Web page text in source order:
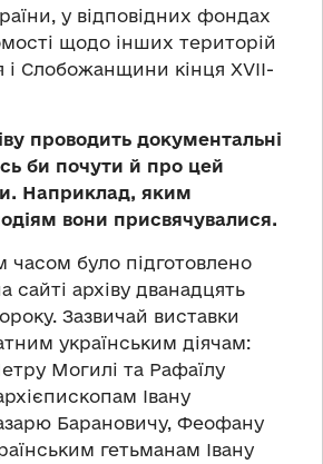
у відповідних фондах
щодо інших територій
і Слобожанщини кінця ХVІІ-
проводить документальні
би почути й про цей
Наприклад, яким
вони присвячувалися.
було підготовлено
сайті архіву дванадцять
Зазвичай виставки
українським діячам:
Могилі та Рафаїлу
Івану
Барановичу, Феофану
гетьманам Івану